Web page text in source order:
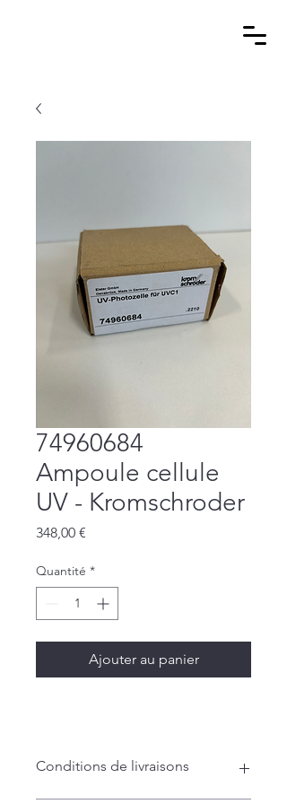
74960684
Ampoule cellule
UV - Kromschroder
348,00 €
Quantité *
Ajouter au panier
Conditions de livraisons